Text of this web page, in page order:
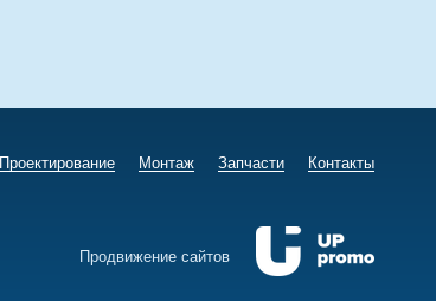
Проектирование Монтаж Запчасти Контакты
Продвижение сайтов